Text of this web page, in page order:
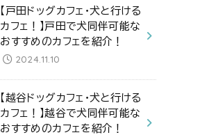
【戸田ドッグカフェ・犬と行ける
カフェ！】戸田で犬同伴可能な
おすすめのカフェを紹介！
2024.11.10
【越谷ドッグカフェ・犬と行ける
カフェ！】越谷で犬同伴可能な
おすすめのカフェを紹介！